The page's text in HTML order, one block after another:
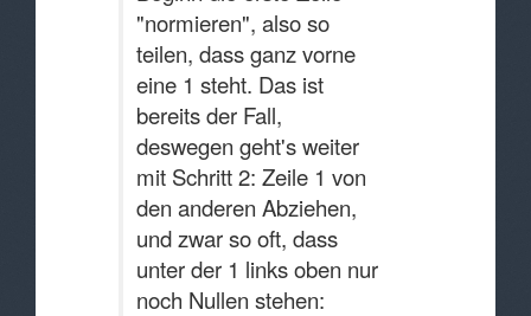
"normieren", also so
teilen, dass ganz vorne
eine 1 steht. Das ist
bereits der Fall,
deswegen geht's weiter
mit Schritt 2: Zeile 1 von
den anderen Abziehen,
und zwar so oft, dass
unter der 1 links oben nur
noch Nullen stehen: